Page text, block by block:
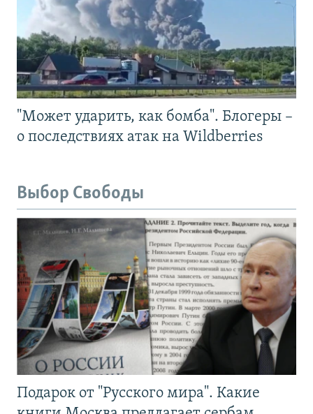
"Может ударить, как бомба". Блогеры –
о последствиях атак на Wildberries
Выбор Свободы
Подарок от "Русского мира". Какие